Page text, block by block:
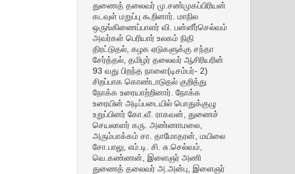
துணைத் தலைவர் மு.சண்முகப்பிரியன்
கடவுள் மறுப்பு கூறினார். மாநில
ஒருங்கிணைப்பாளர் வி. பன்னீர்செல்வம்
அவர்கள் பெரியார் உலகம் நிதி
திரட்டுதல், கழக ஏடுகளுக்கு சந்தா
சேர்த்தல், தமிழர் தலைவர் ஆசிரியரின்
93 வது பிறந்த நாளை(டிசம்பர்- 2)
சிறப்பாக கொண்டாடுதல் குறித்து
நோக்க உரையாற்றினார். நோக்க
உரையின் அடிப்படையில் பொதுக்குழு
உறுப்பினர் கோ.வீ. ராகவன், துணைச்
செயலாளர் கரு. அண்ணாமலை,
அரும்பாக்கம் சா. தாமோதரன், மயிலை
சோ.பாலு, எம்.டி. சி. சு.செல்வம்,
வெ.கண்ணன், இளைஞர் அணி
துணைத் தலைவர் அ.அன்பு, இளைஞர்